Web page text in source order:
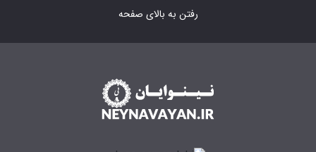
رفتن به بالای صفحه